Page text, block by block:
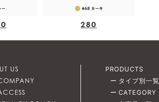
280
US
PRODUCTS
タイプ別一覧
CATEGORY